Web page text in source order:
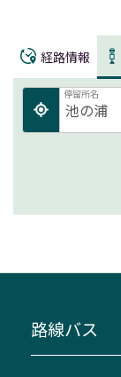
経路情報
停留所名
路線バス